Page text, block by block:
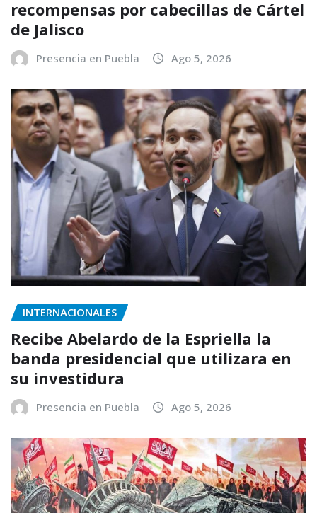
recompensas por cabecillas de Cártel
de Jalisco
Presencia en Puebla Ago 5, 2026
INTERNACIONALES
Recibe Abelardo de la Espriella la
banda presidencial que utilizara en
su investidura
Presencia en Puebla Ago 5, 2026